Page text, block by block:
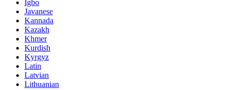
Igbo
Javanese
Kannada
Kazakh
Khmer
Kurdish
Kyrgyz
Latin
Latvian
Lithuanian